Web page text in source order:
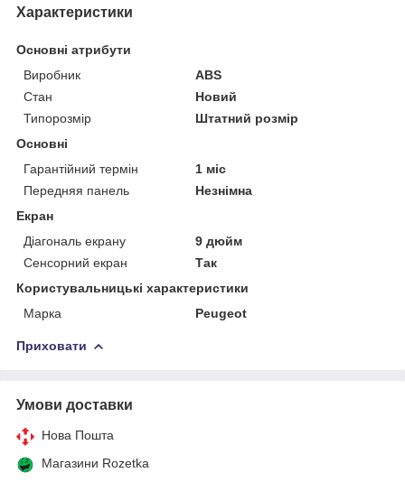
Характеристики
Основні атрибути
Виробник
ABS
Стан
Новий
Типорозмір
Штатний розмір
Основні
Гарантійний термін
1 міс
Передняя панель
Незнімна
Екран
Діагональ екрану
9 дюйм
Сенсорний екран
Так
Користувальницькі характеристики
Марка
Peugeot
Приховати
Умови доставки
Нова Пошта
Магазини Rozetka